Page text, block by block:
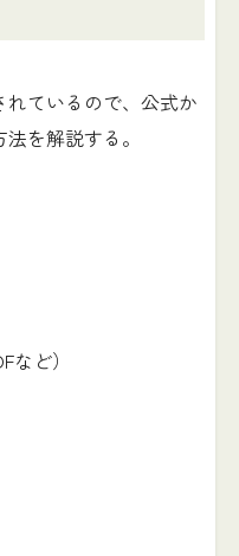
ているので、公式か
を解説する。
ど）